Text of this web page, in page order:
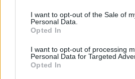
I want to opt-out of the Sale of
Personal Data.
Opted In
I want to opt-out of processing
Personal Data for Targeted
Opted In
Sütibeállítások
Médiatér